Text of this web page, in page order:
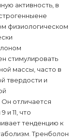
активность, в
физиологическом
стимулировать
массы, часто в
твердости и
отличается
и 11, что
тенденцию к
Тренболон